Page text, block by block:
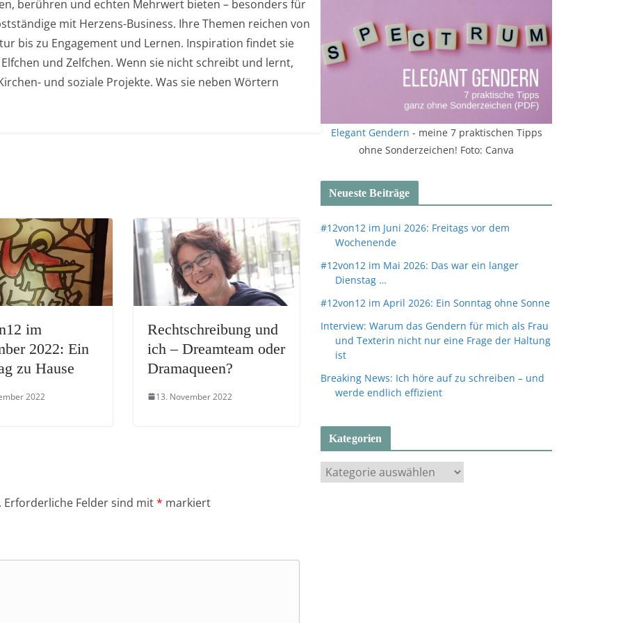
berühren und echten Mehrwert bieten – besonders für
mit Herzens-Business. Ihre Themen reichen von
bis zu Engagement und Lernen. Inspiration findet sie
und Zelfchen. Wenn sie nicht schreibt und lernt,
und soziale Projekte. Was sie neben Wörtern
im
2022: Ein
zu Hause
2022
Rechtschreibung und
ich – Dreamteam oder
Dramaqueen?
13. November 2022
Erforderliche Felder sind mit* markiert
Elegant Gendern - meine 7 praktischen Tipps
ohne Sonderzeichen! Foto: Canva
Neueste Beiträge
#12von12 im Juni 2026: Freitags vor dem
Wochenende
#12von12 im Mai 2026: Das war ein langer
Dienstag …
#12von12 im April 2026: Ein Sonntag ohne Sonne
Interview: Warum das Gendern für mich als Frau
und Texterin nicht nur eine Frage der Haltung
ist
Breaking News: Ich höre auf zu schreiben – und
werde endlich effizient
Kategorien
a